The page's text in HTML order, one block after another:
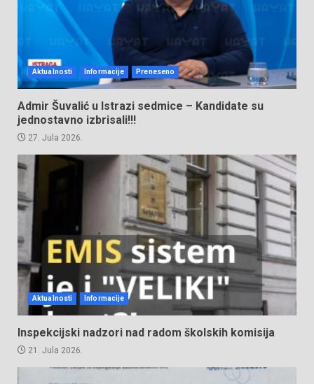
Aktualnosti Informacije Preneseno
Admir Šuvalić u Istrazi sedmice – Kandidate su
jednostavno izbrisali!!!
27. Jula 2026.
Aktualnosti Informacije
Inspekcijski nadzori nad radom školskih komisija
21. Jula 2026.